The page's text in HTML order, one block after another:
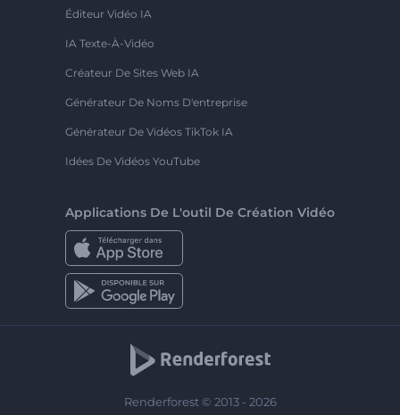
Éditeur Vidéo IA
IA Texte-À-Vidéo
Créateur De Sites Web IA
Générateur De Noms D'entreprise
Générateur De Vidéos TikTok IA
Idées De Vidéos YouTube
Applications De L'outil De Création Vidéo
Renderforest © 2013 - 2026